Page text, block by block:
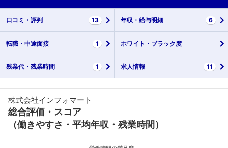
口コミ・ 評判 13 年収・ 給与明細 6
転職・ 中途面接 1 ホワイト・ ブラック度
残業代・ 残業時間 1 求人情報 11
株式会社インフォマート
総合評価・スコア
（働きやすさ・平均年収・残業時間）